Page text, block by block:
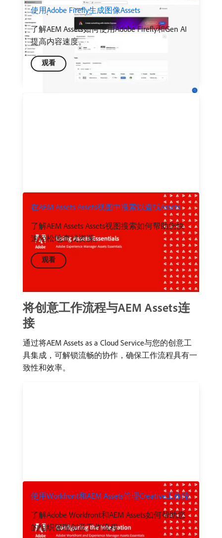
使用Adobe Firefly生成图像Assets
了解AEM Assets如何使用Adobe Firefly和Gen AI
提高内容速度。
观看
在AEM Assets Assets视图中搜索以查找Assets
了解AEM Assets Assets视图搜索如何帮助您快
速轻松地查找资源。
观看
将创意工作流程与AEM Assets连
接
通过将AEM Assets as a Cloud Service与您的创意工
具集成，可解锁流畅的协作，确保工作流程具有一
致性和效率。
使用Workfront和AEM Assets管理Creative工作流
了解Adobe Workfront和AEM Assets如何帮助您
的组织管理创意工作流程。